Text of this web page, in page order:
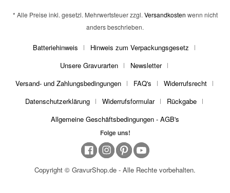
* Alle Preise inkl. gesetzl. Mehrwertsteuer zzgl. Versandkosten wenn nicht
anders beschrieben.
Batteriehinweis
Hinweis zum Verpackungsgesetz
Unsere Gravurarten
Newsletter
Versand- und Zahlungsbedingungen
FAQ's
Widerrufsrecht
Datenschutzerklärung
Widerrufsformular
Rückgabe
Allgemeine Geschäftsbedingungen - AGB's
Folge uns!
Copyright © GravurShop.de - Alle Rechte vorbehalten.